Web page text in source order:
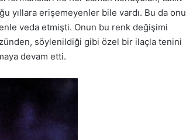
yıllara erişemeyenler bile vardı. Bu da onu
veda etmişti. Onun bu renk değişimi
söylenildiği gibi özel bir ilaçla tenini
devam etti.